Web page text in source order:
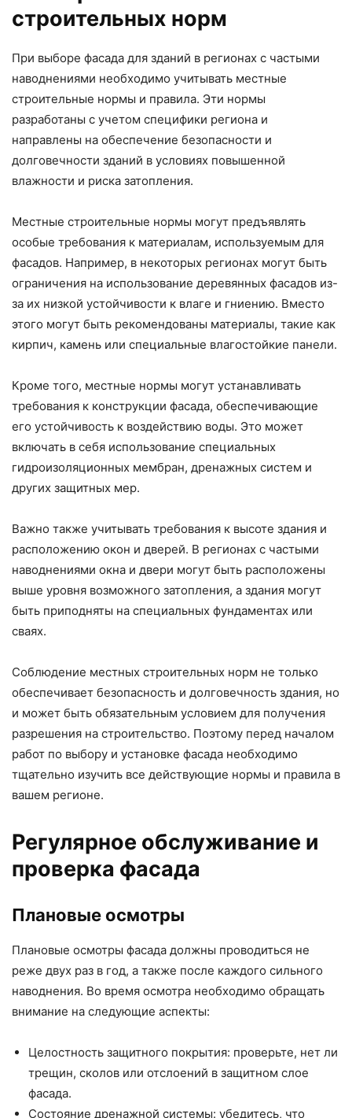
строительных норм
При выборе фасада для зданий в регионах с частыми
наводнениями необходимо учитывать местные
строительные нормы и правила. Эти нормы
разработаны с учетом специфики региона и
направлены на обеспечение безопасности и
долговечности зданий в условиях повышенной
влажности и риска затопления.
Местные строительные нормы могут предъявлять
особые требования к материалам, используемым для
фасадов. Например, в некоторых регионах могут быть
ограничения на использование деревянных фасадов из-
за их низкой устойчивости к влаге и гниению. Вместо
этого могут быть рекомендованы материалы, такие как
кирпич, камень или специальные влагостойкие панели.
Кроме того, местные нормы могут устанавливать
требования к конструкции фасада, обеспечивающие
его устойчивость к воздействию воды. Это может
включать в себя использование специальных
гидроизоляционных мембран, дренажных систем и
других защитных мер.
Важно также учитывать требования к высоте здания и
расположению окон и дверей. В регионах с частыми
наводнениями окна и двери могут быть расположены
выше уровня возможного затопления, а здания могут
быть приподняты на специальных фундаментах или
сваях.
Соблюдение местных строительных норм не только
обеспечивает безопасность и долговечность здания, но
и может быть обязательным условием для получения
разрешения на строительство. Поэтому перед началом
работ по выбору и установке фасада необходимо
тщательно изучить все действующие нормы и правила в
вашем регионе.
Регулярное обслуживание и
проверка фасада
Плановые осмотры
Плановые осмотры фасада должны проводиться не
реже двух раз в год, а также после каждого сильного
наводнения. Во время осмотра необходимо обращать
внимание на следующие аспекты:
Целостность защитного покрытия: проверьте, нет ли
трещин, сколов или отслоений в защитном слое
фасада.
Состояние дренажной системы: убедитесь, что